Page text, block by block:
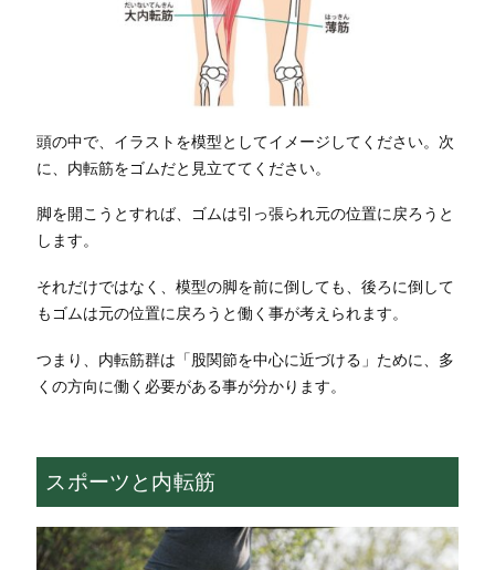
頭の中で、イラストを模型としてイメージしてください。次
に、内転筋をゴムだと見立ててください。
脚を開こうとすれば、ゴムは引っ張られ元の位置に戻ろうと
します。
それだけではなく、模型の脚を前に倒しても、後ろに倒して
もゴムは元の位置に戻ろうと働く事が考えられます。
つまり、内転筋群は「股関節を中心に近づける」ために、多
くの方向に働く必要がある事が分かります。
スポーツと内転筋